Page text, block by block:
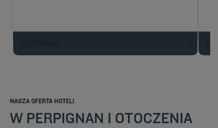
NASZA OFERTA HOTELI
W PERPIGNAN I OTOCZENIA